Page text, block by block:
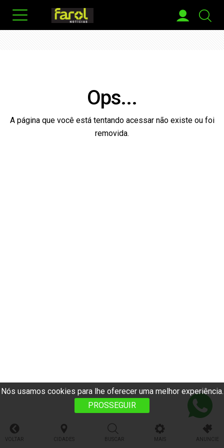
Nós usamos cookies para lhe oferecer uma melhor experiência.
PROSSEGUIR
Ops...
A página que você está tentando acessar não existe ou foi
removida.
VOLTAR CIDADES BUSCAR MAIS ANUNCIE